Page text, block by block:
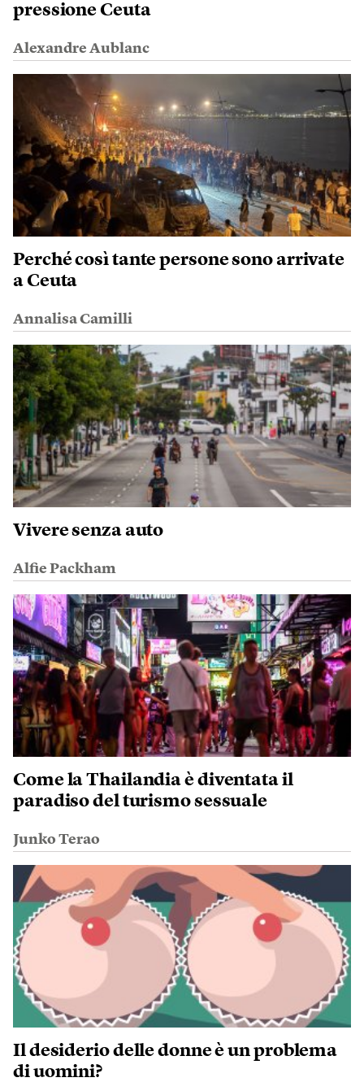
pressione Ceuta
Alexandre Aublanc
Perché così tante persone sono arrivate
a Ceuta
Annalisa Camilli
Vivere senza auto
Alfie Packham
Come la Thailandia è diventata il
paradiso del turismo sessuale
Junko Terao
Il desiderio delle donne è un problema
di uomini?